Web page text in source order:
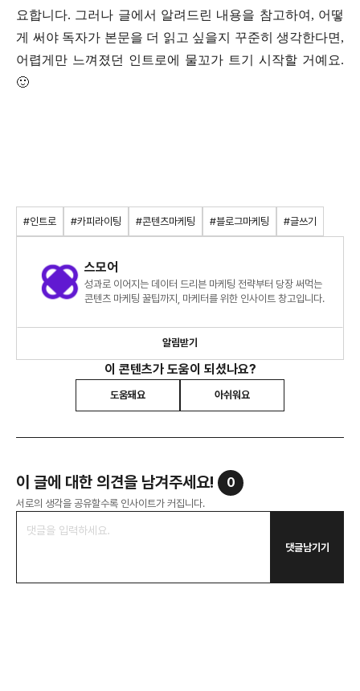
요합니다. 그러나 글에서 알려드린 내용을 참고하여, 어떻
게 써야 독자가 본문을 더 읽고 싶을지 꾸준히 생각한다면,
어렵게만 느껴졌던 인트로에 물꼬가 트기 시작할 거예요.
🙂
#인트로 #카피라이팅 #콘텐츠마케팅 #블로그마케팅 #글쓰기
스모어
성과로 이어지는 데이터 드리븐 마케팅 전략부터 당장 써먹는
콘텐츠 마케팅 꿀팁까지, 마케터를 위한 인사이트 창고입니다.
알림받기
이 콘텐츠가 도움이 되셨나요?
도움돼요 아쉬워요
이 글에 대한 의견을 남겨주세요! 0
서로의 생각을 공유할수록 인사이트가 커집니다.
댓글남기기